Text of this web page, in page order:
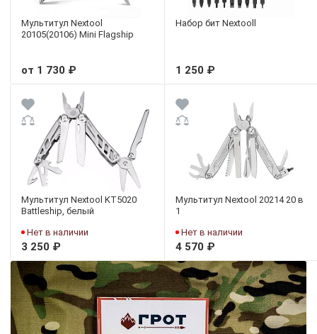
Мультитул Nextool
20105(20106) Mini Flagship
от 1 730 ₽
Набор бит Nextooll
1 250 ₽
Мультитул Nextool KT5020
Battleship, белый
Нет в наличии
3 250 ₽
Мультитул Nextool 20214 20 в
1
Нет в наличии
4 570 ₽